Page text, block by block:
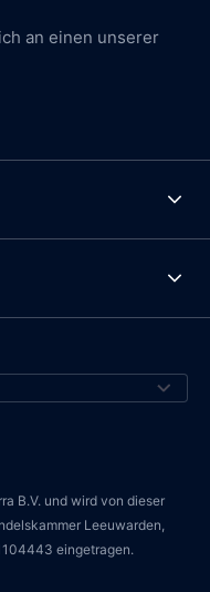
an einen unserer
B.V. und wird von dieser
Leeuwarden,
eingetragen.